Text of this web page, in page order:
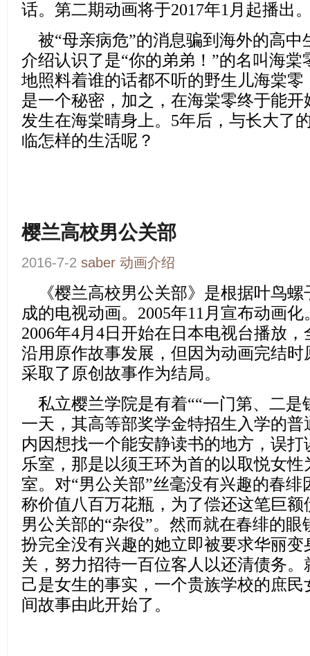
话。第二期动画将于2017年1月起播出
被“母亲病危”的消息骗到海外的高中
介绍认识了是“你的弟弟！”的名叫海
地照料着谁的话都不听的野生儿海棠
是一个秘密，加之，在海棠零终于能
发生在海棠晴身上。5年后，与长大了
临怎样的生活呢？
樱兰高校男公关部
2016-7-2 saber 动画介绍
《樱兰高校男公关部》 是根据叶鸟螺
成的电视动画。2005年11月宣布动画
2006年4月4日开始在日本电视台播放
沿用原作故事发展，但因为动画完结
采取了原创故事作为结局。
私立樱兰学院是有着““一门第、二是
一天，其高等部奖学金特招生入学的
内因想找一个能安静读书的地方，误
乐室，那是以须王环为首的以取悦女
室。对“男公关部”丝毫没有兴趣的春
称价值八百万花瓶，为了偿还这笔巨
男公关部的“杂役”。然而就在春绯的
扮完全没有兴趣的她立即被要求华丽变
关，努力招待一百位客人以还清债务
己是女生的事实，一个贵族学校的庶
间故事由此开始了。